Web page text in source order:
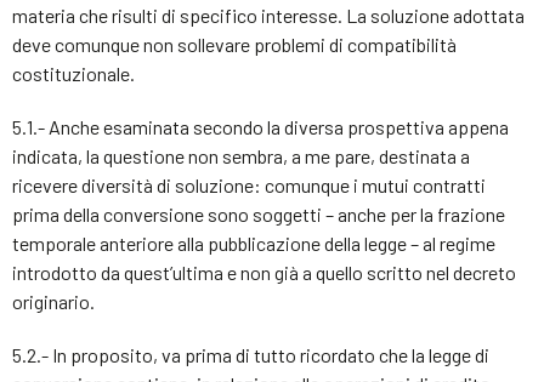
materia che risulti di specifico interesse. La soluzione adottata
deve comunque non sollevare problemi di compatibilità
costituzionale.
5.1.- Anche esaminata secondo la diversa prospettiva appena
indicata, la questione non sembra, a me pare, destinata a
ricevere diversità di soluzione: comunque i mutui contratti
prima della conversione sono soggetti – anche per la frazione
temporale anteriore alla pubblicazione della legge – al regime
introdotto da quest’ultima e non già a quello scritto nel decreto
originario.
5.2.- In proposito, va prima di tutto ricordato che la legge di